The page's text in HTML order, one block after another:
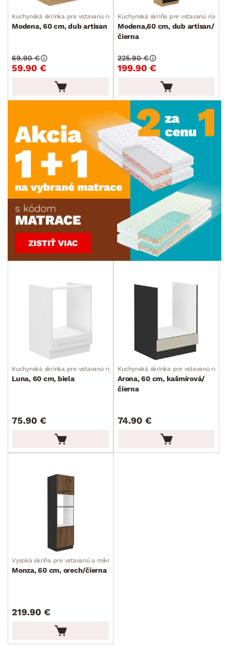
Kuchynská skrinka pre vstavanú rúru
Modena, 60 cm, dub artisan
59.90 €
69.90 €
Kuchynská skriňa pre vstavanú rúru
Modena,60 cm, dub artisan/
čierna
199.90 €
225.90 €
Kuchynská skrinka pre vstavanú rúru
Luna, 60 cm, biela
75.90 €
Kuchynská skrinka pre vstavanú rúru
Arona, 60 cm, kašmírová/
čierna
74.90 €
Vysoká skriňa pre vstavanú a mikrovlnnú rúru
Monza, 60 cm, orech/čierna
219.90 €